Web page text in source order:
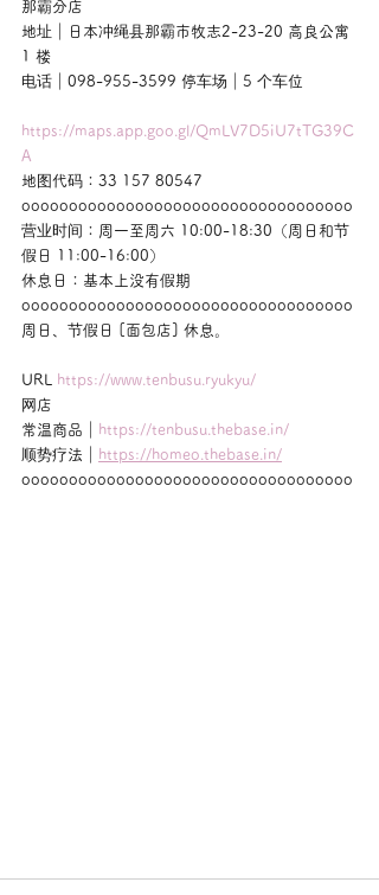
那霸分店
地址｜日本冲绳县那霸市牧志2-23-20 高良公寓
1 楼
电话｜098-955-3599 停车场｜5 个车位
https://maps.app.goo.gl/QmLV7D5iU7tTG39C
A
地图代码：33 157 80547
ooooooooooooooooooooooooooooooooooo
营业时间：周一至周六 10:00-18:30（周日和节
假日 11:00-16:00）
休息日：基本上没有假期
ooooooooooooooooooooooooooooooooooo
周日、节假日 [面包店] 休息。
URL
https://www.tenbusu.ryukyu/
网店
常温商品｜
https://tenbusu.thebase.in/
顺势疗法｜
https://homeo.thebase.in/
ooooooooooooooooooooooooooooooooooo